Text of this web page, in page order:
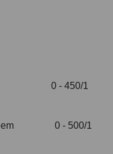
materiál)
0 - 450/1
0 - 500/1